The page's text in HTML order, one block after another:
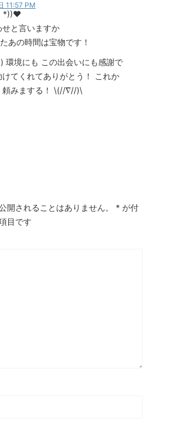
11:57 PM
*))❤︎
と言いますか
あの時間は宝物です！
境にも この出会いにも感謝で
てくれてありがとう！ これか
頼みまする！ \(//∇//)\
開されることはありません。 * が付
目です